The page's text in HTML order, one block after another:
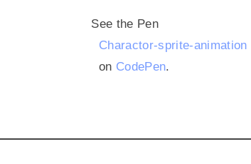
See the Pen
  Charactor-sprite-animation
  on
CodePen.